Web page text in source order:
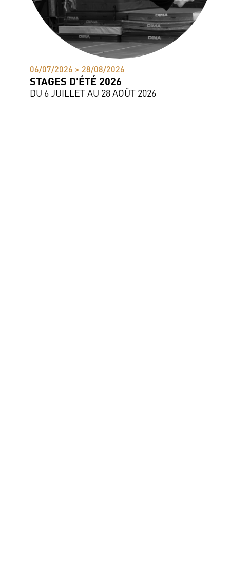
06/07/2026 > 28/08/2026
STAGES D'ÉTÉ 2026
DU 6 JUILLET AU 28 AOÛT 2026